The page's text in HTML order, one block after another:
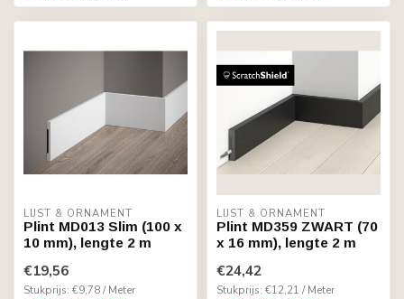
LIJST & ORNAMENT
Plint MD013 Slim (100 x
10 mm), lengte 2 m
€19,56
Stukprijs: €9,78 / Meter
LIJST & ORNAMENT
Plint MD359 ZWART (70
x 16 mm), lengte 2 m
€24,42
Stukprijs: €12,21 / Meter